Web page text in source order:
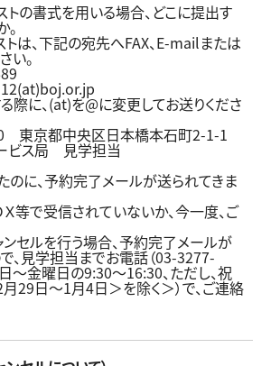
トの書式を用いる場合、どこに提出す
トは、下記の宛先へFAX、E-mailまたは
い。
際に、(at)を@に変更してお送りくださ
東京都中央区日本橋本石町2-1-1
ビス局 見学担当
のに、予約完了メールが送られてきま
等で受信されていないか、今一度、ご
セルを行う場合、予約完了メールが
、見学担当までお電話（03-3277-
～金曜日の9:30～16:30、ただし、祝
29日～1月4日＞を除く＞）で、ご連絡